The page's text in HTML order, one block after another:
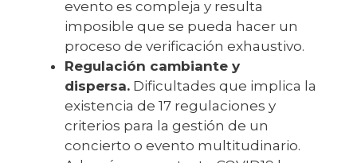
evento es compleja y resulta
imposible que se pueda hacer un
proceso de verificación exhaustivo.
Regulación cambiante y
dispersa. Dificultades que implica la
existencia de 17 regulaciones y
criterios para la gestión de un
concierto o evento multitudinario.